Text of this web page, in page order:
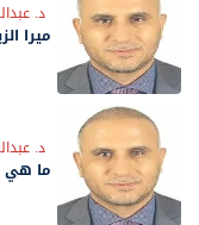
د.
ميرا
د.
ما هي